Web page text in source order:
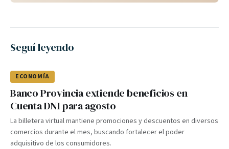
Seguí leyendo
ECONOMÍA
Banco Provincia extiende beneficios en
Cuenta DNI para agosto
La billetera virtual mantiene promociones y descuentos en diversos
comercios durante el mes, buscando fortalecer el poder
adquisitivo de los consumidores.